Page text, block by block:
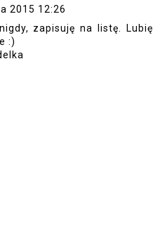
2015 12:26
zapisuję na listę. Lubię
:)